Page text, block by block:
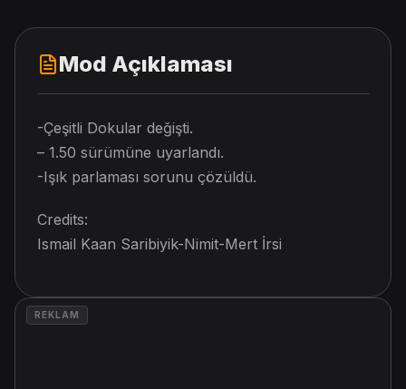
Mod Açıklaması
-Çeşitli Dokular değişti.
– 1.50 sürümüne uyarlandı.
-Işık parlaması sorunu çözüldü.
Credits:
Ismail Kaan Saribiyik-Nimit-Mert İrsi
REKLAM